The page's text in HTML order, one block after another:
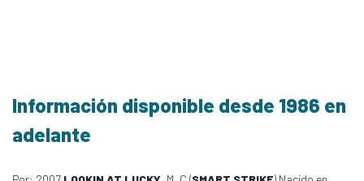
Información disponible desde 1986 en
adelante